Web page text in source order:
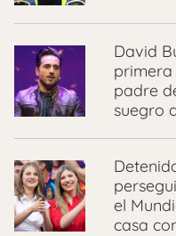
David
primera
padre
suegro
el
casa